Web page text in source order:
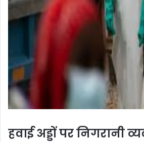
हवाई अड्डों पर निगरानी